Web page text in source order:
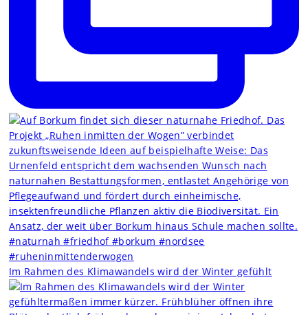
Im Rahmen des Klimawandels wird der Winter gefühlt